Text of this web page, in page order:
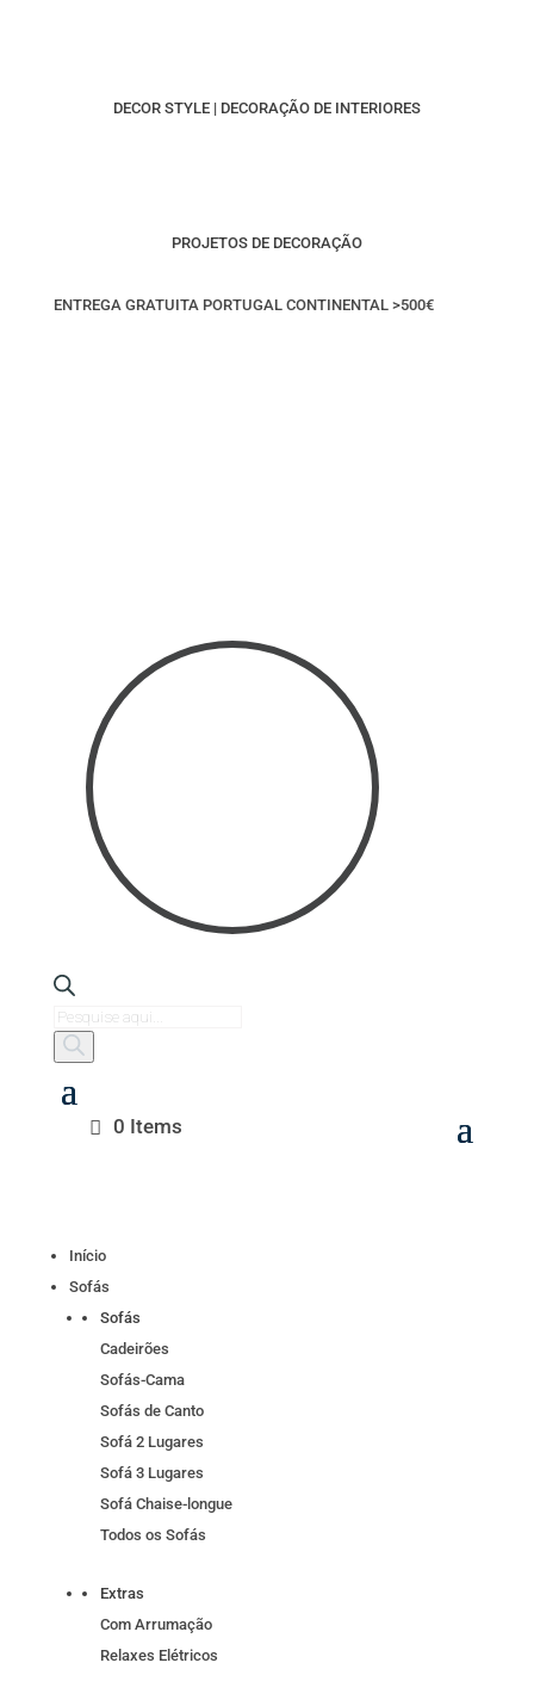
DECOR STYLE | DECORAÇÃO DE INTERIORES
PROJETOS DE DECORAÇÃO
ENTREGA GRATUITA PORTUGAL CONTINENTAL >500€
Products
search
0 Items
Início
Sofás
Sofás
Cadeirões
Sofás-Cama
Sofás de Canto
Sofá 2 Lugares
Sofá 3 Lugares
Sofá Chaise-longue
Todos os Sofás
Extras
Com Arrumação
Relaxes Elétricos